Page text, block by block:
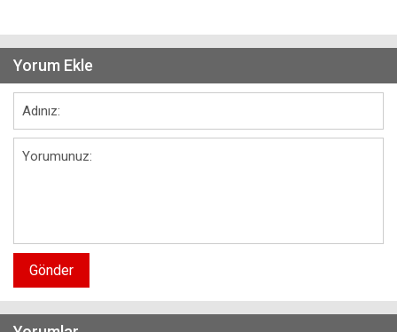
Yorum Ekle
Gönder